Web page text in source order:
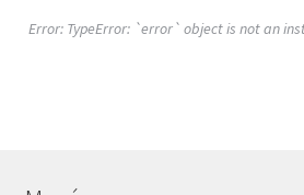
Error: TypeError: `error` object is not an